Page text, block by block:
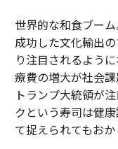
世界的な和食ブー
成功した文化輸出
り注目されるよう
療費の増大が社会
トランプ大統領が
クという寿司は健
て捉えられてもおか